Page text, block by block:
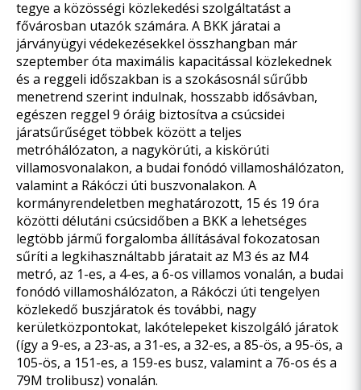
tegye a közösségi közlekedési szolgáltatást a
fővárosban utazók számára. A BKK járatai a
járványügyi védekezésekkel összhangban már
szeptember óta maximális kapacitással közlekednek
és a reggeli időszakban is a szokásosnál sűrűbb
menetrend szerint indulnak, hosszabb idősávban,
egészen reggel 9 óráig biztosítva a csúcsidei
járatsűrűséget többek között a teljes
metróhálózaton, a nagykörúti, a kiskörúti
villamosvonalakon, a budai fonódó villamoshálózaton,
valamint a Rákóczi úti buszvonalakon. A
kormányrendeletben meghatározott, 15 és 19 óra
közötti délutáni csúcsidőben a BKK a lehetséges
legtöbb jármű forgalomba állításával fokozatosan
sűríti a legkihasználtabb járatait az M3 és az M4
metró, az 1-es, a 4-es, a 6-os villamos vonalán, a budai
fonódó villamoshálózaton, a Rákóczi úti tengelyen
közlekedő buszjáratok és további, nagy
kerületközpontokat, lakótelepeket kiszolgáló járatok
(így a 9-es, a 23-as, a 31-es, a 32-es, a 85-ös, a 95-ös, a
105-ös, a 151-es, a 159-es busz, valamint a 76-os és a
79M trolibusz) vonalán.